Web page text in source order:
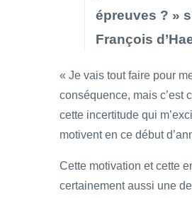
épreuves ? »
François
« Je vais tout faire pour
conséquence, mais c’est
cette incertitude qui
motivent en ce début
Cette motivation et cette
certainement aussi une